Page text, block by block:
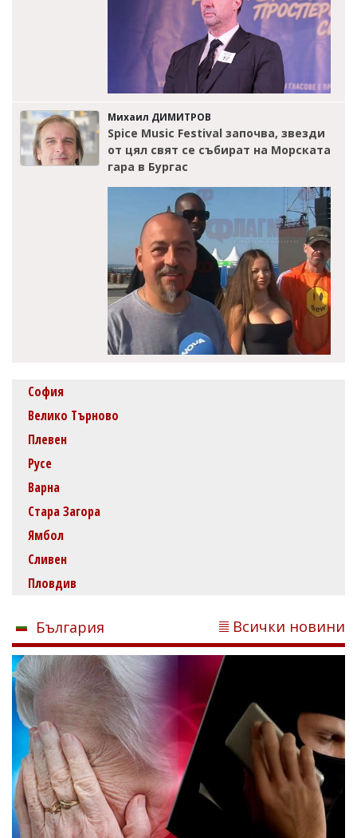
Михаил ДИМИТРОВ
Spice Music Festival започва, звезди
от цял свят се събират на Морската
гара в Бургас
София
Велико Търново
Плевен
Русе
Варна
Стара Загора
Ямбол
Сливен
Пловдив
България Всички новини